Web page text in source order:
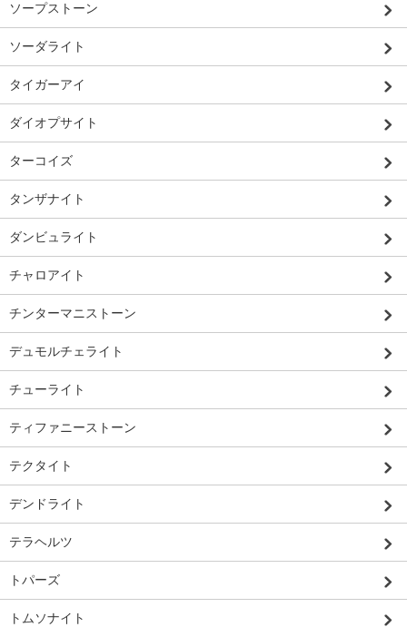
ソープストーン
ソーダライト
タイガーアイ
ダイオプサイト
ターコイズ
タンザナイト
ダンビュライト
チャロアイト
チンターマニストーン
デュモルチェライト
チューライト
ティファニーストーン
テクタイト
デンドライト
テラヘルツ
トパーズ
トムソナイト